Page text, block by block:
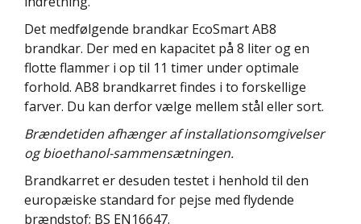
Det medfølgende brandkar EcoSmart AB8
brandkar. Der med en kapacitet på 8 liter og en
flotte flammer i op til 11 timer under optimale
forhold. AB8 brandkarret findes i to forskellige
farver. Du kan derfor vælge mellem stål eller sort.
Brændetiden afhænger af installationsomgivelser
og bioethanol-sammensætningen.
Brandkarret er desuden testet i henhold til den
europæiske standard for pejse med flydende
brændstof; BS EN16647.